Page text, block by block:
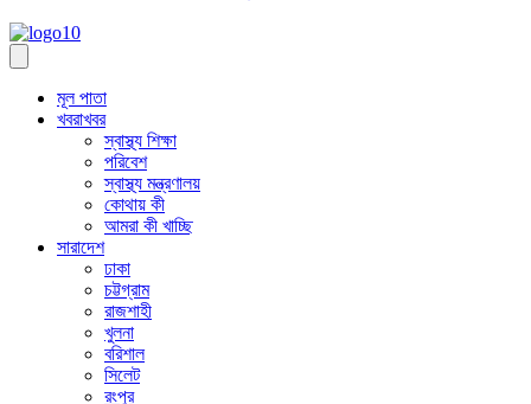
মূল পাতা
খবরাখবর
স্বাস্থ্য শিক্ষা
পরিবেশ
স্বাস্থ্য মন্ত্রণালয়
কোথায় কী
আমরা কী খাচ্ছি
সারাদেশ
ঢাকা
চট্টগ্রাম
রাজশাহী
খুলনা
বরিশাল
সিলেট
রংপুর